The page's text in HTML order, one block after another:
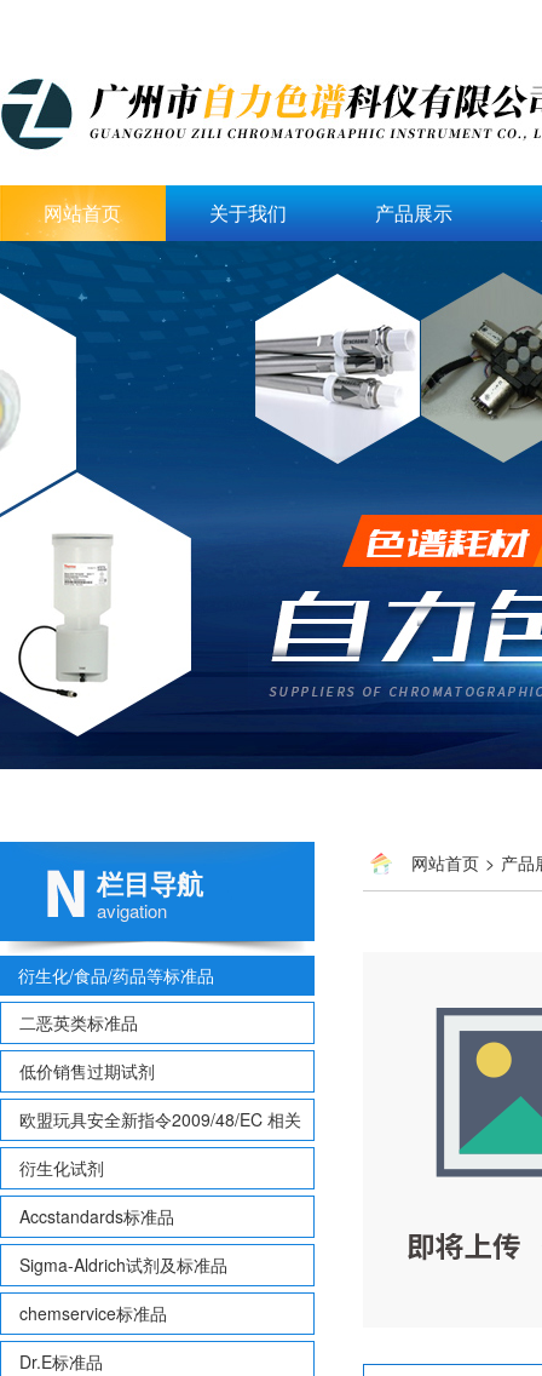
网站首页 关于我们 产品展示
栏目导航
avigation
衍生化/食品/药品等标准品
二恶英类标准品
低价销售过期试剂
欧盟玩具安全新指令2009/48/EC 相关
致敏性香味剂标准品
衍生化试剂
Accstandards标准品
Sigma-Aldrich试剂及标准品
chemservice标准品
Dr.E标准品
网站首页 > 产品